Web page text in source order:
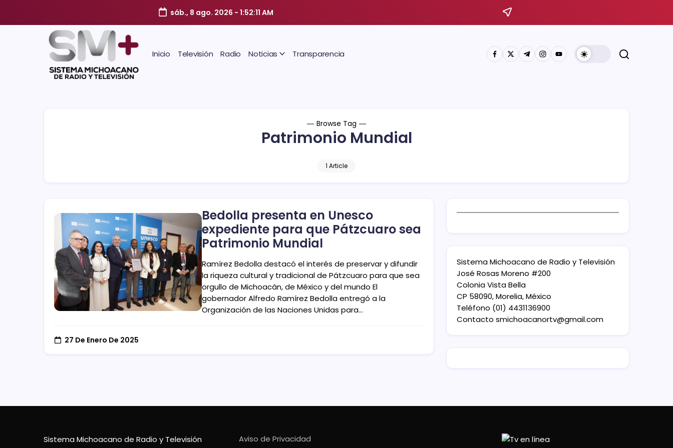
sáb., 8 ago. 2026 - 1:52:12 AM
Inicio Televisión Radio Noticias Transparencia
Browse Tag
Patrimonio Mundial
1 Article
Bedolla presenta en Unesco
expediente para que Pátzcuaro sea
Patrimonio Mundial
Ramírez Bedolla destacó el interés de preservar y difundir
la riqueza cultural y tradicional de Pátzcuaro para que sea
orgullo de Michoacán, de México y del mundo El
gobernador Alfredo Ramírez Bedolla entregó a la
Organización de las Naciones Unidas para…
27 De Enero De 2025
Sistema Michoacano de Radio y Televisión
José Rosas Moreno #200
Colonia Vista Bella
CP 58090, Morelia, México
Teléfono (01) 4431136900
Contacto smichoacanortv@gmail.com
Sistema Michoacano de Radio y Televisión
Aviso de Privacidad